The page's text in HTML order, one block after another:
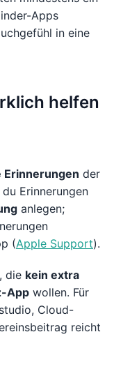
Apps
in eine
helfen
Erinnerungen der
Erinnerungen
anlegen;
(Apple Support).
die kein extra
App wollen. Für
Cloud-
reicht